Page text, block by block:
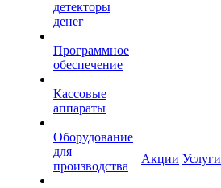
детекторы
денег
Программное
обеспечение
Кассовые
аппараты
Оборудование
для
производства
Акции Услуги